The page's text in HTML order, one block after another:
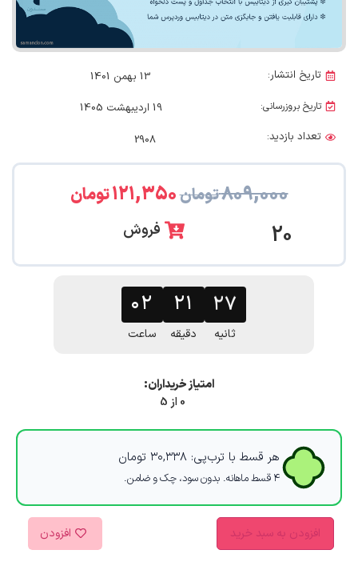
تاریخ انتشار: 13 بهمن 1401
تاریخ بروزرسانی:
19 اردیبهشت 1405
تعداد بازدید:
2908
۸۰۹,۰۰۰تومان۱۲۱,۳۵۰تومان
20 فروش
۰۲
ساعت
۲۱
دقیقه
۲۵
ثانیه
امتیاز خریداران:
0 از 5
هر قسط با ترب‌پی: ۳۰,۳۳۸ تومان
۴ قسط ماهانه. بدون سود، چک و ضامن.
افزودن به سبد خرید افزودن